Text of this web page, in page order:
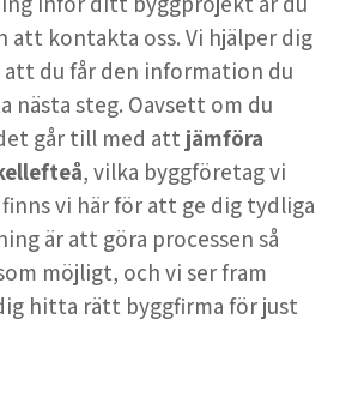
att kontakta oss. Vi hjälper dig
att du får den information du
nästa steg. Oavsett om du
går till med att jämföra
, vilka byggföretag vi
vi här för att ge dig tydliga
är att göra processen så
möjligt, och vi ser fram
hitta rätt byggfirma för just